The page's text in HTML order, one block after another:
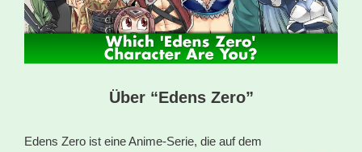
Über “Edens Zero”
Edens Zero ist eine Anime-Serie, die auf dem